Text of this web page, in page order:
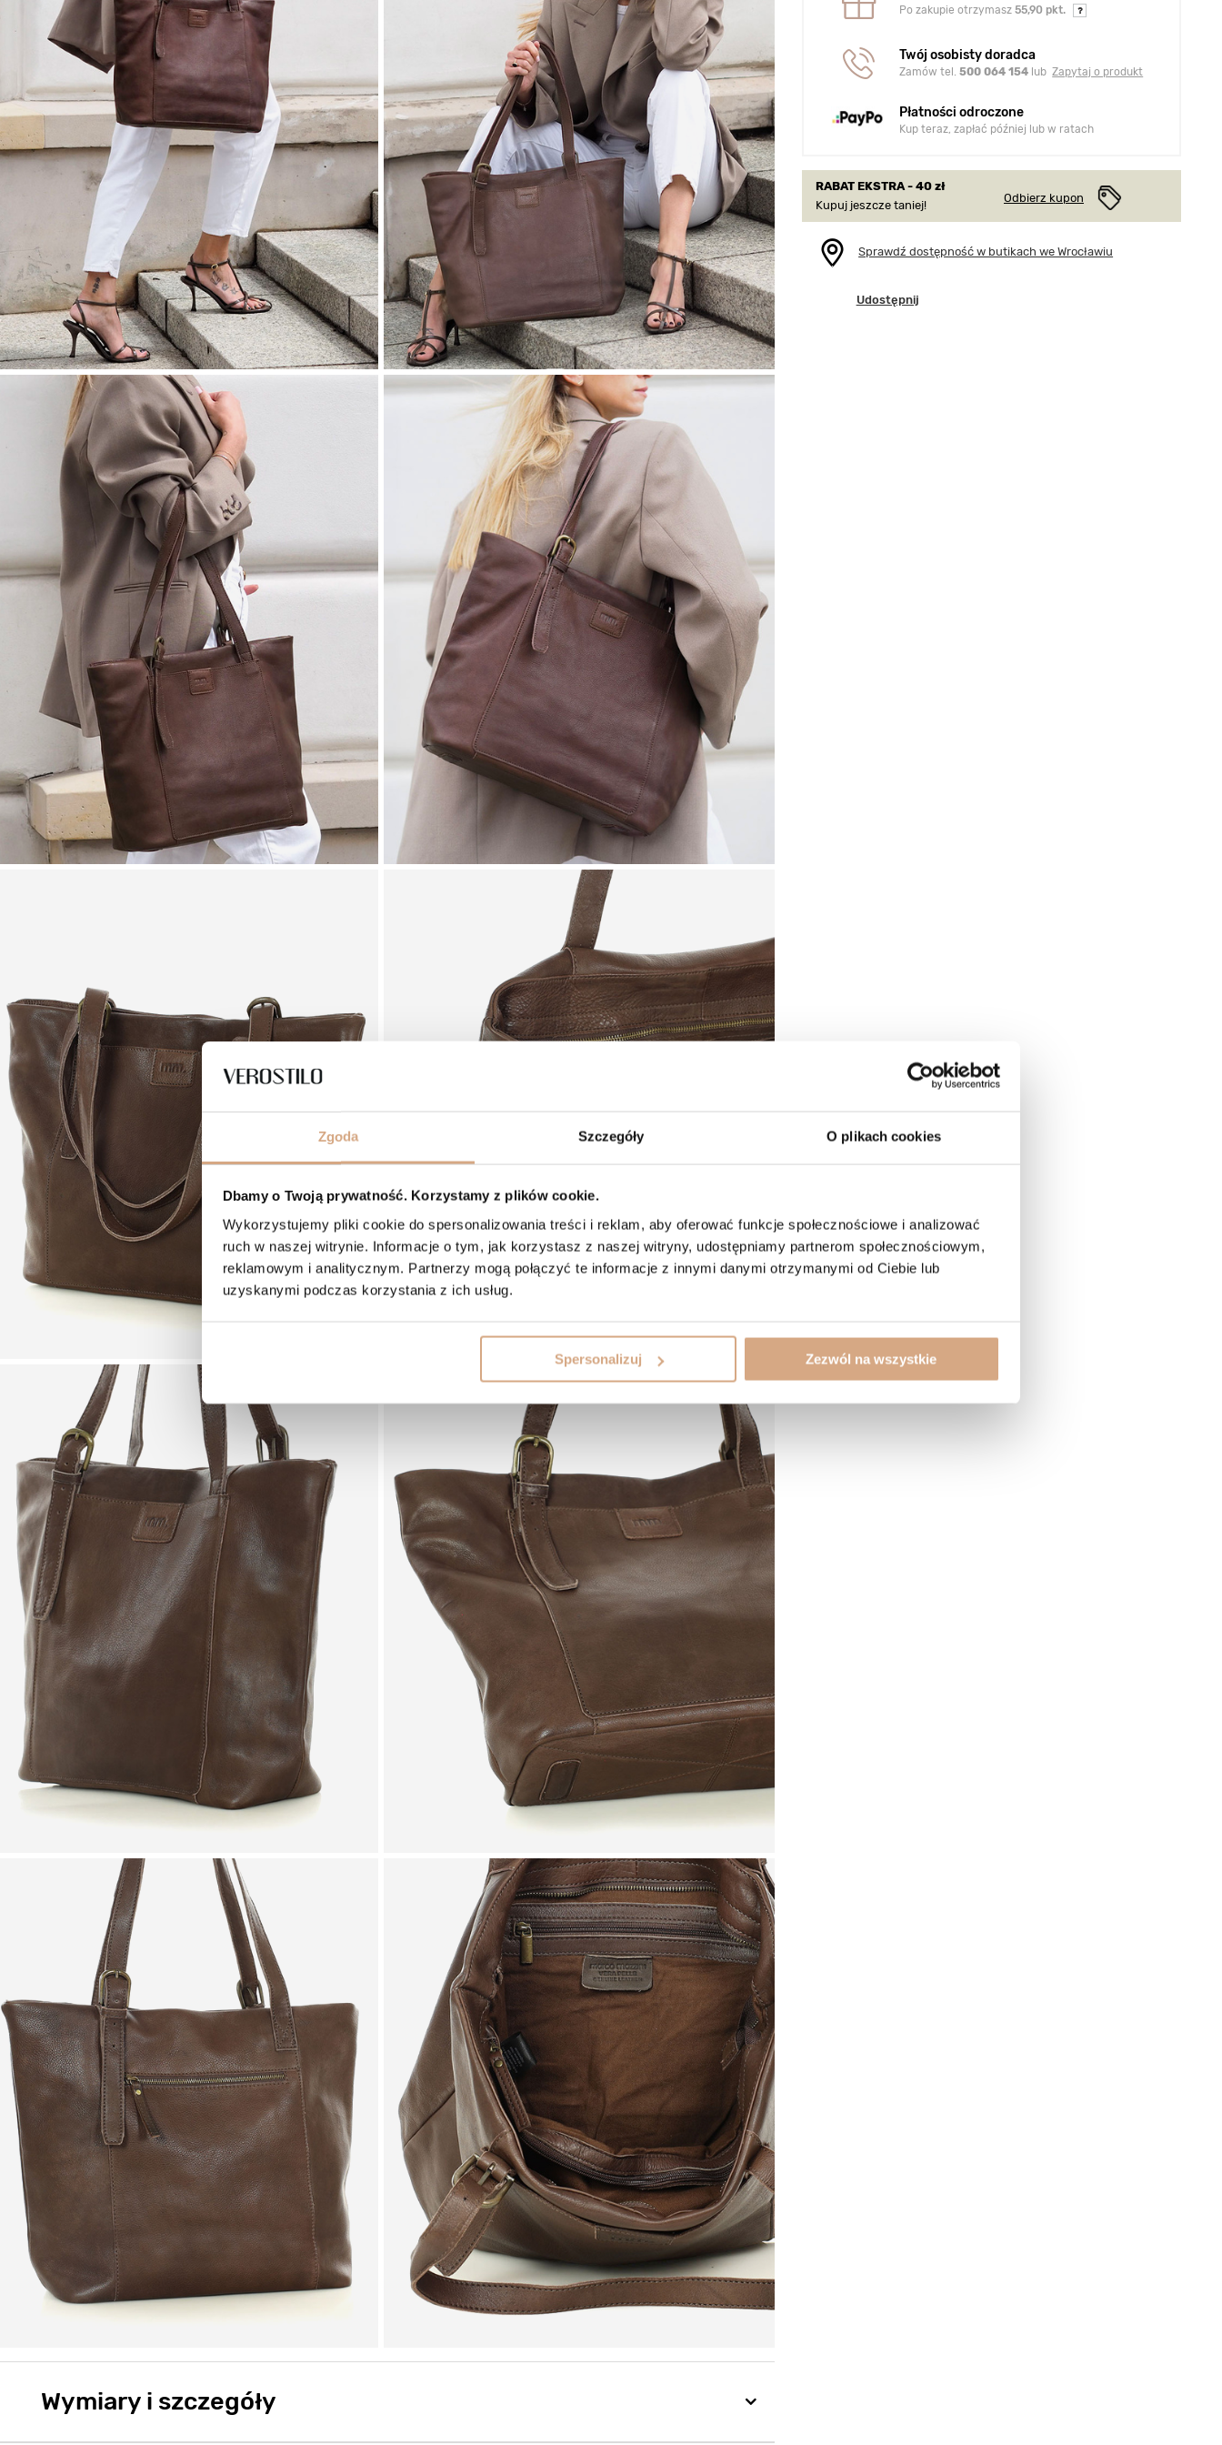
Zgoda Szczegóły O plikach cookies
Dbamy o Twoją prywatność. Korzystamy z plików cookie.
Wykorzystujemy pliki cookie do spersonalizowania treści i reklam, aby oferować funkcje społecznościowe i analizować
ruch w naszej witrynie. Informacje o tym, jak korzystasz z naszej witryny, udostępniamy partnerom społecznościowym,
reklamowym i analitycznym. Partnerzy mogą połączyć te informacje z innymi danymi otrzymanymi od Ciebie lub
uzyskanymi podczas korzystania z ich usług.
Spersonalizuj Zezwól na wszystkie
Po zakupie otrzymasz 55,90 pkt.
Twój osobisty doradca
Zamów tel.500 064 154 lub Zapytaj o produkt
Płatności odroczone
Kup teraz, zapłać później lub w ratach
RABAT EKSTRA - 40 zł
Kupuj jeszcze taniej!
Odbierz kupon
Sprawdź dostępność w butikach we Wrocławiu
Udostępnij
Wymiary i szczegóły